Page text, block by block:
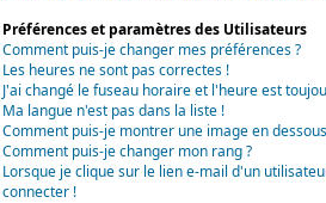
Préférences et paramètres des Utilisateurs
Comment puis-je changer mes préférences ?
Les heures ne sont pas correctes !
J'ai changé le fuseau horaire et l'heure est
Ma langue n'est pas dans la liste !
Comment puis-je montrer une image en
Comment puis-je changer mon rang ?
Lorsque je clique sur le lien e-mail d'un
connecter !